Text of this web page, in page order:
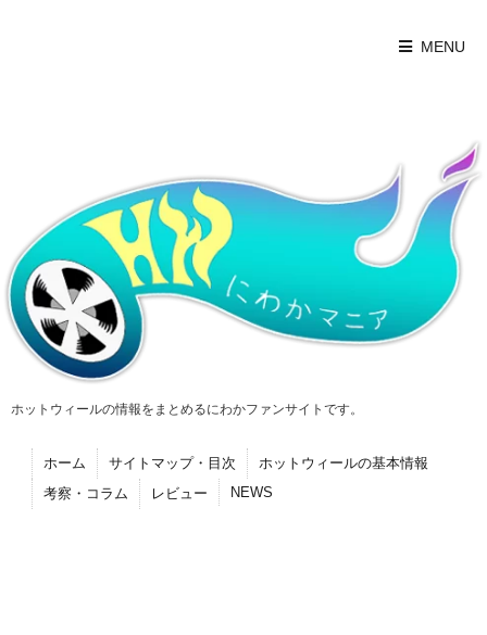
MENU
ホットウィールの情報をまとめるにわかファンサイトです。
ホーム サイトマップ・目次
ホットウィールの基本情報
考察・コラム
レビュー NEWS